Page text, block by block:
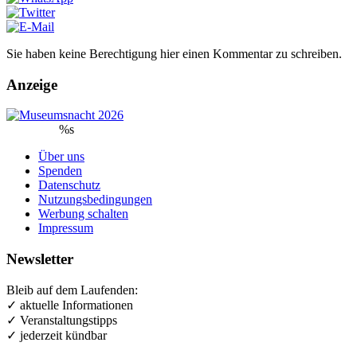
Sie haben keine Berechtigung hier einen Kommentar zu schreiben.
Anzeige
%s
Über uns
Spenden
Datenschutz
Nutzungsbedingungen
Werbung schalten
Impressum
Newsletter
Bleib auf dem Laufenden:
✓ aktuelle Informationen
✓ Veranstaltungstipps
✓ jederzeit kündbar